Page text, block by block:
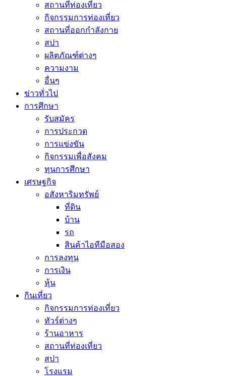
สถานที่ท่องเที่ยว
กิจกรรมการท่องเที่ยว
สถานที่ออกกำลังกาย
สปา
ผลิตภัณฑ์ต่างๆ
ความงาม
อื่นๆ
ข่าวทั่วไป
การศึกษา
รับสมัคร
การประกวด
การแข่งขัน
กิจกรรมเพื่อสังคม
ทุนการศึกษา
เศรษฐกิจ
อสังหาริมทรัพย์
ที่ดิน
บ้าน
รถ
สินค้าไอทีมือสอง
การลงทุน
การเงิน
หุ้น
กินเที่ยว
กิจกรรมการท่องเที่ยว
ทัวร์ต่างๆ
ร้านอาหาร
สถานที่ท่องเที่ยว
สปา
โรงแรม